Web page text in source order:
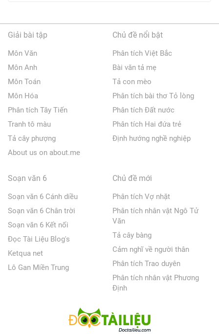
Giải bài tập
Môn Văn
Môn Anh
Môn Toán
Môn Hóa
Phân tích Tây Tiến
Tranh tô màu
Tả cây phượng
About us on about.me
Chủ đề nổi bật
Phân tích Việt Bắc
Bài văn tả mẹ
Tả con mèo
Phân tích bài thơ Tỏ lòng
Phân tích Đất nước
Phân tích Hai đứa trẻ
Định hướng nghề nghiệp
Soạn văn 6
Soạn văn 6 Cánh diều
Soạn văn 6 Chân trời
Soạn văn 6 Kết nối
Đọc Tài Liệu Blog's
Ketqua net
Lô Gan Miền Trung
Chủ đề mới
Phân tích Vợ nhặt
Phân tích nhân vật Ngô Tử
Văn
Tả cây bàng
Cảm nghĩ về người thân
Phân tích Trao duyên
Phân tích nhân vật Phương
Định